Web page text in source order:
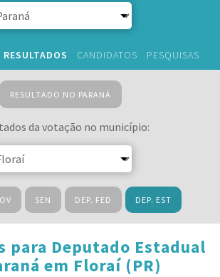
RESULTADOS CANDIDATOS PESQUISAS
RESULTADO NO PARANÁ
da votação no município:
SEN DEP. FED DEP. EST
para Deputado Estadual
em Floraí (PR)